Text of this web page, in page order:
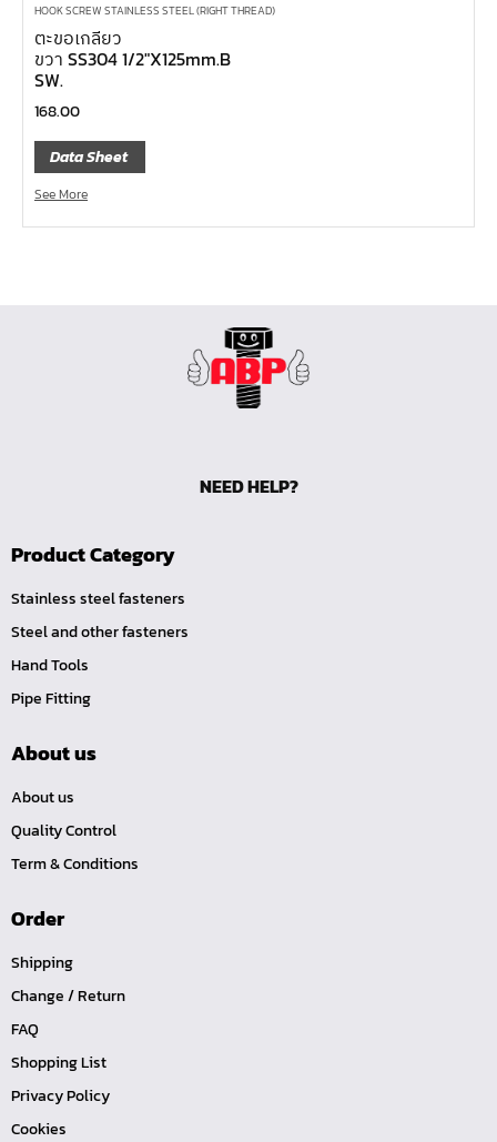
ประแจตะขอ
คีมตัดสายเคเบิ้ล
คีมย้ำสายไฟ
คีมหนีบ-ถ่างแหวน
คีมปากนกแก้ว,​คีมตัดตะปู
คีมปากแหลม
บ๊อกซ์เดือยโผล่ Z-Series หกเหลี่ยม,ท๊อกซ์ ขนาด 1/4",
ซ็อกเก็ต Z-Series
ข้อเพิ่ม, ข้อลด
ด้ามขันบ๊อกซ์, ด้ามเลื่อน, ด้ามขันตัวแอล, ด้ามควง
ด้ามฟรี
บ๊อกซ์เดือยโผล่
ประแจตะขอ
เหล็กส่ง, เหล็กสกัด, เหล็กตอก
ค้อน
คีม
เครื่องมือก่อสร้าง
ลูกบ๊อกซ์ลม
HOOK SCREW STAINLESS STEEL (RIGHT THREAD)
ตะขอเกลียว
ขวา SS304 1/2″X125mm.B
SW.
168.00
Data Sheet
See More
NEED HELP?
Product Category
Stainless steel fasteners
Steel and other fasteners
Hand Tools
Pipe Fitting
About us
About us
Quality Control
Term & Conditions
Order
Shipping
Change / Return
FAQ
Shopping List
Privacy Policy
Cookies